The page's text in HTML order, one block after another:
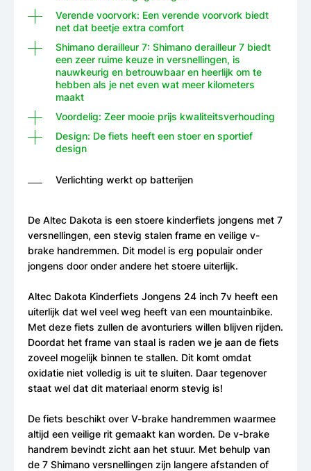
Verende voorvork: Een verende voorvork biedt
net dat beetje extra comfort
Shimano derailleur 7: Shimano derailleur 7 biedt
een zeer ruime keuze in versnellingen, is
nauwkeurig en betrouwbaar en heerlijk om te
hebben als je net even wat meer kilometers
maakt
Voordelig: Zeer mooie prijs kwaliteitsverhouding
Design: De fiets heeft een stoer en sportief
design
Verlichting werkt op batterijen
De Altec Dakota is een stoere kinderfiets jongens met 7
versnellingen, een stevig stalen frame en veilige v-
brake handremmen. Dit model is erg populair onder
jongens door onder andere het stoere uiterlijk.
Altec Dakota Kinderfiets Jongens 24 inch 7v heeft een
uiterlijk dat wel veel weg heeft van een mountainbike.
Met deze fiets zullen de avonturiers willen blijven rijden.
Doordat het frame van staal is raden we je aan de fiets
zoveel mogelijk binnen te stallen. Dit komt omdat
oxidatie niet volledig is uit te sluiten. Daar tegenover
staat wel dat dit materiaal enorm stevig is!
De fiets beschikt over V-brake handremmen waarmee
altijd een veilige rit gemaakt kan worden. De v-brake
handrem bevindt zicht aan het stuur. Met behulp van
de 7 Shimano versnellingen zijn langere afstanden of